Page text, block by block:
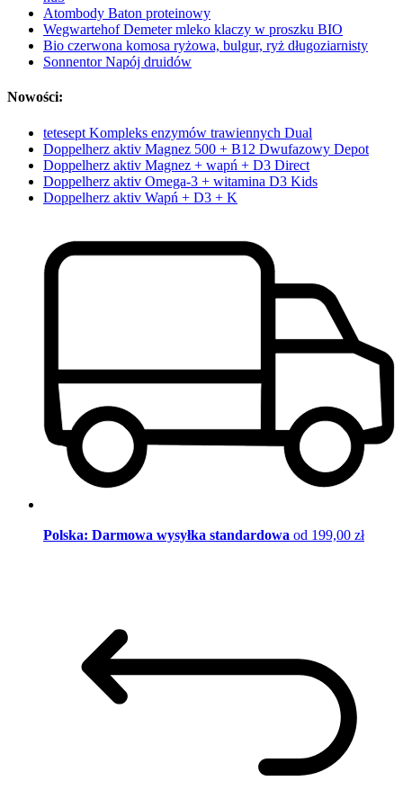
Atombody Baton proteinowy
Wegwartehof Demeter mleko klaczy w proszku BIO
Bio czerwona komosa ryżowa, bulgur, ryż długoziarnisty
Sonnentor Napój druidów
Nowości:
tetesept Kompleks enzymów trawiennych Dual
Doppelherz aktiv Magnez 500 + B12 Dwufazowy Depot
Doppelherz aktiv Magnez + wapń + D3 Direct
Doppelherz aktiv Omega-3 + witamina D3 Kids
Doppelherz aktiv Wapń + D3 + K
Polska: Darmowa wysyłka standardowa od 199,00 zł